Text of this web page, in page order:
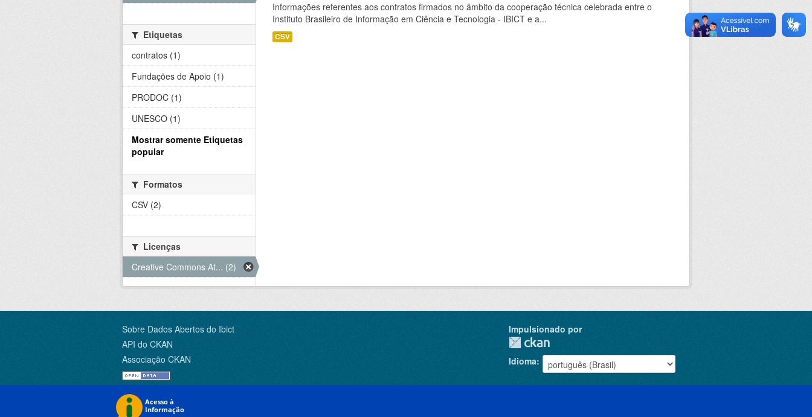
Informações referentes aos contratos firmados no âmbito da cooperação técnica celebrada entre o
Instituto Brasileiro de Informação em Ciência e Tecnologia - IBICT e a...
CSV
Etiquetas
contratos (1)
Fundações de Apoio (1)
PRODOC (1)
UNESCO (1)
Mostrar somente Etiquetas
popular
Formatos
CSV (2)
Licenças
Creative Commons At... (2)
Sobre Dados Abertos do Ibict
API do CKAN
Associação CKAN
Impulsionado por
Idioma